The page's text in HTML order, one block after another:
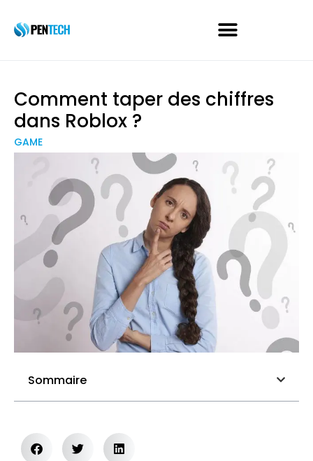
Comment taper des chiffres
dans Roblox ?
GAME
Sommaire